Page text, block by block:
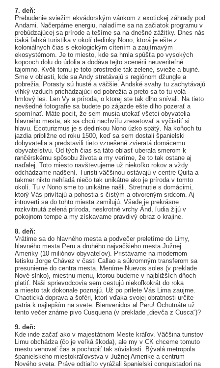
7. deň:
Prebudenie sviežim ekvádorským vánkom z exotickej záhrady pod
Andami. Načerpáme energiu, naladíme sa na začiatok programu v
prebúdzajúcej sa prírode a tešíme sa na dnešné zážitky. Dnes nás
čaká ľahká turistika v okolí dedinky Nono, ktorá je ešte z
koloniálnych čias s ekologickým cítením a zaujímavým
ekosystémom. Je to miesto, kde sa hmla spúšťa po vysokých
kopcoch dolu do údolia a dodáva tejto scenérii neuveriteľné
tajomno. Kvôli tomu je toto prostredie tak zelené, svieže a bujné.
Sme v oblasti, kde sa Andy stretávajú s regiónom džungle a
pobrežia. Porasty sú husté a väčšie. Andské svahy tu zachytávajú
vlhký vzduch prichádzajúci od pobrežia a preto sa to tu volá
hmlový les. Len Vy a príroda, o ktorej ste tak dlho snívali. Na tieto
nevšedné fotografie sa budete po zájazde ešte dlho pozerať a
spomínať. Máte pocit, že sem musia utekať všetci obyvatelia
hlavného mesta, ak sa chcú nachvíľu zresetovať a vyčistiť si
hlavu. Ecoturizmus je s dedinkou Nono úzko spätý. Na koňoch tu
jazdia približne od roku 1500, keď sa sem dostali španielski
dobyvatelia a predstavili tieto vznešené zvieratá domácemu
obyvateľstvu. Od tých čias sa táto oblasť uberala smerom k
rančérskému spôsobu života a my veríme, že to tak ostane aj
naďalej. Toto miesto navštevujeme už niekoľko rokov a vždy
odchádzame nadšení. Turisti väčšinou ostávajú v centre Quita a
takmer nikto nehľadá niečo tak unikátne ako je príroda v tomto
okolí. Tu v Nono sme to unikátne našli. Stretnutie s domácimi,
ktorý Vás privítajú a pohostia s čistým a otvoreným srdcom. Aj
introverti sa do tohto miesta zamilujú. Všade je prekrásne
rozkvitnutá zelená príroda, neskrotné vrchy Ánd, ľudia žijú v
pokojnom tempe a my získavame pravdivý obraz o krajine.
8. deň:
Vrátime sa do hlavného mesta a podvečer preletíme do Limy,
hlavného mesta Peru a druhého najväčšieho mesta Južnej
Ameriky (10 miliónov obyvateľov). Pristávame na modernom
letisku Jorge Chávez v časti Callao a súkromným transferom sa
presunieme do centra mesta. Meníme Nuevos soles (v preklade
Nové slnko), miestnu menu, ktorou budeme v najbližších dňoch
platiť. Naši sprievodcovia sem cestujú niekoľkokrát do roka
a miesto tak dokonale poznajú. Už po prílete Vás Lima zaujme.
Chaotická doprava a šoféri, ktorí vďaka svojej obratnosti určite
patria k najlepším na svete. Bienvenidos al Peru! Ochutnáte už
tento večer známe pivo Cusquena (v preklade „dievča z Cusca“)?
9. deň:
Kde inde začať ako v majestátnom Meste kráľov. Väčšina turistov
Limu obchádza (čo je veľká škoda), ale my v CK chceme tomuto
mestu venovať čas a pochopiť tak súvislosti. Bývalá metropola
španielskeho miestokráľovstva v Južnej Amerike a centrum
Nového sveta. Práve odtiaľto vyrážali španielski conquistadori na